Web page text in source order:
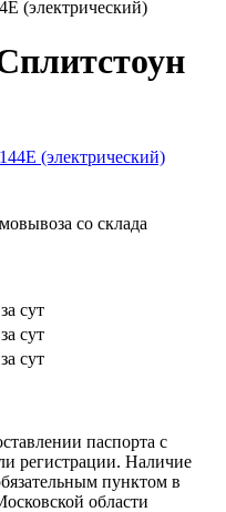
со склада
сут
паспорта с
регистрации. Наличие
пунктом в
области
по величине залоговой